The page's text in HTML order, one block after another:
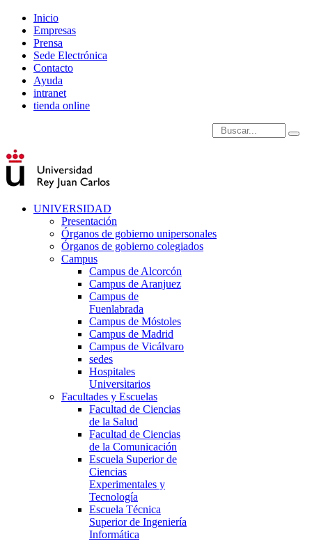
Inicio
Empresas
Prensa
Sede Electrónica
Contacto
Ayuda
intranet
tienda online
Introduce términos de
UNIVERSIDAD
Presentación
Órganos de gobierno unipersonales
Órganos de gobierno colegiados
Campus
Campus de Alcorcón
Campus de Aranjuez
Campus de
Fuenlabrada
Campus de Móstoles
Campus de Madrid
Campus de Vicálvaro
sedes
Hospitales
Universitarios
Facultades y Escuelas
Facultad de Ciencias
de la Salud
Facultad de Ciencias
de la Comunicación
Escuela Superior de
Ciencias
Experimentales y
Tecnología
Escuela Técnica
Superior de Ingeniería
Informática